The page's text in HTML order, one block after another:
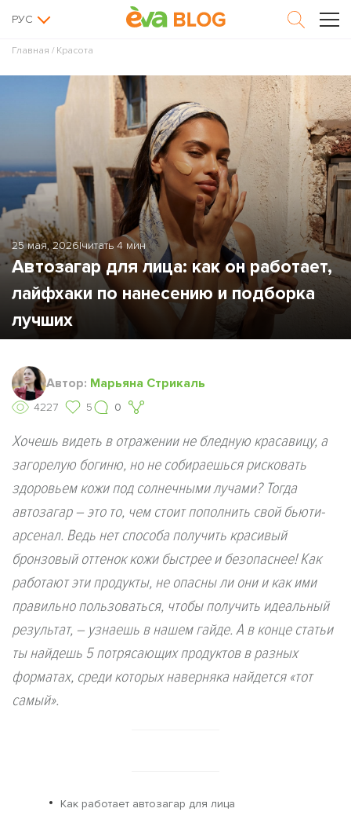
РУС
Главная / Красота
25 мая, 2026|читать 4 мин
Автозагар для лица: как он работает,
лайфхаки по нанесению и подборка
лучших
Автор: Марьяна Стрикаль
4227 5 0
Хочешь видеть в отражении не бледную красавицу, а
загорелую богиню, но не собираешься рисковать
здоровьем кожи под солнечными лучами? Тогда
автозагар – это то, чем стоит пополнить свой бьюти-
арсенал. Ведь нет способа получить красивый
бронзовый оттенок кожи быстрее и безопаснее! Как
работают эти продукты, не опасны ли они и как ими
правильно пользоваться, чтобы получить идеальный
результат, – узнаешь в нашем гайде. А в конце статьи
ты найдешь 5 потрясающих продуктов в разных
форматах, среди которых наверняка найдется «тот
самый».
Как работает автозагар для лица